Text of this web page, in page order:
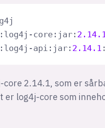
core:jar: 2.14 .1
api:jar: 2.14 .1
core 2.14.1, som er
er log4j-core som